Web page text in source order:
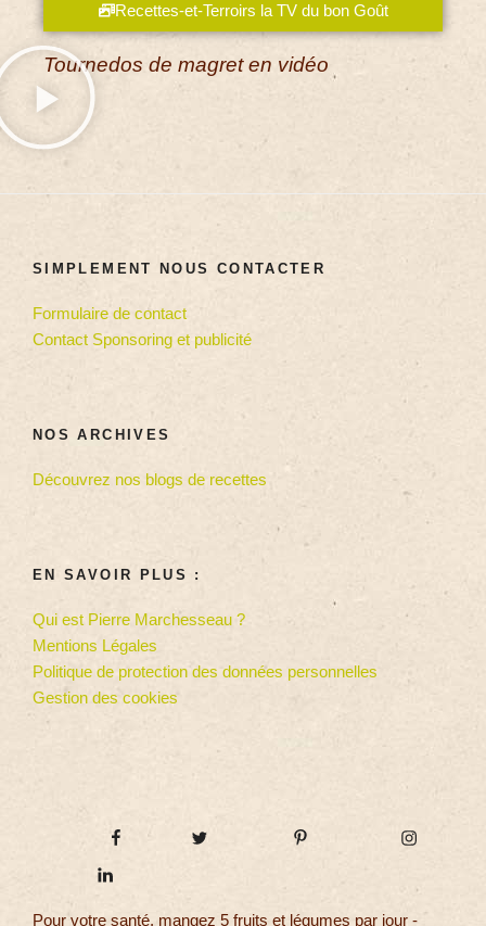
Recettes-et-Terroirs la TV du bon Goût
Tournedos de magret en vidéo
SIMPLEMENT NOUS CONTACTER
Formulaire de contact
Contact Sponsoring et publicité
NOS ARCHIVES
Découvrez nos blogs de recettes
EN SAVOIR PLUS :
Qui est Pierre Marchesseau ?
Mentions Légales
Politique de protection des données personnelles
Gestion des cookies
Pour votre santé, mangez 5 fruits et légumes par jour -